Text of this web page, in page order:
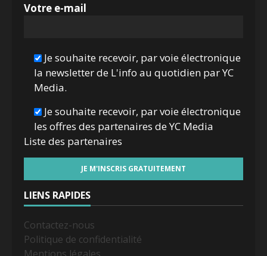
Votre e-mail
Je souhaite recevoir, par voie électronique
la newsletter de L'info au quotidien par YC
Media.
Je souhaite recevoir, par voie électronique
les offres des partenaires de YC Media
Liste des partenaires
LIENS RAPIDES
Contactez-nous
Politique de confidentialité